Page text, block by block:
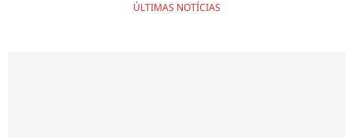
ÚLTIMAS NOTÍCIAS